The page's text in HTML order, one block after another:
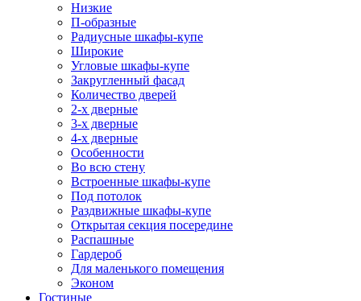
Низкие
П-образные
Радиусные шкафы-купе
Широкие
Угловые шкафы-купе
Закругленный фасад
Количество дверей
2-х дверные
3-х дверные
4-х дверные
Особенности
Во всю стену
Встроенные шкафы-купе
Под потолок
Раздвижные шкафы-купе
Открытая секция посередине
Распашные
Гардероб
Для маленького помещения
Эконом
Гостиные